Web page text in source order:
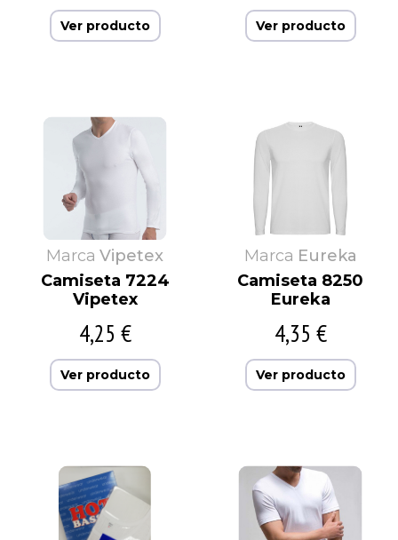
Ver producto Ver producto
Marca Vipetex
Camiseta 7224
Vipetex
4,25 €
Ver producto
Marca Eureka
Camiseta 8250
Eureka
4,35 €
Ver producto